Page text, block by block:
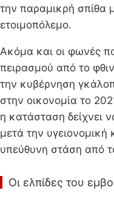
την παραμικρή σπίθα
ετοιμοπόλεμο.
Ακόμα και οι φωνές
πειρασμού από το
την κυβέρνηση
στην οικονομία το
η κατάσταση δείχνει
μετά την υγειονομική
υπεύθυνη στάση από
Οι ελπίδες του